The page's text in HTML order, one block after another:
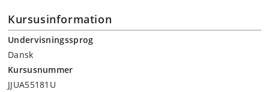
Faget forudsætter ikke, at man har fulgt bestemte fag.
Kursusinformation
Undervisningssprog
Dansk
Kursusnummer
JJUA55181U